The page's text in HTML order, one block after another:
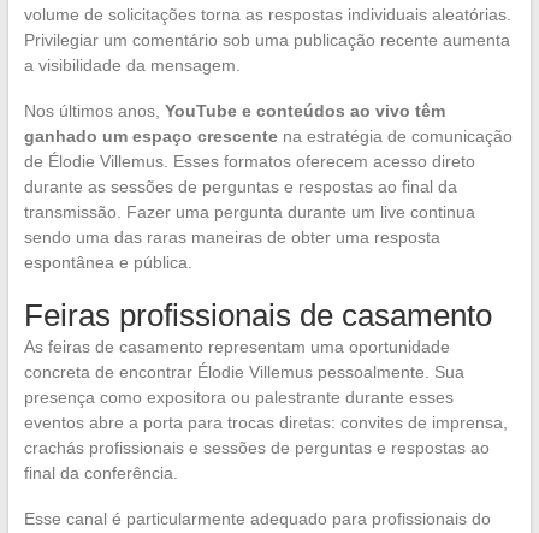
volume de solicitações torna as respostas individuais aleatórias.
Privilegiar um comentário sob uma publicação recente aumenta
a visibilidade da mensagem.
Nos últimos anos, YouTube e conteúdos ao vivo têm
ganhado um espaço crescentena estratégia de comunicação
de Élodie Villemus. Esses formatos oferecem acesso direto
durante as sessões de perguntas e respostas ao final da
transmissão. Fazer uma pergunta durante um live continua
sendo uma das raras maneiras de obter uma resposta
espontânea e pública.
Feiras profissionais de casamento
As feiras de casamento representam uma oportunidade
concreta de encontrar Élodie Villemus pessoalmente. Sua
presença como expositora ou palestrante durante esses
eventos abre a porta para trocas diretas: convites de imprensa,
crachás profissionais e sessões de perguntas e respostas ao
final da conferência.
Esse canal é particularmente adequado para profissionais do